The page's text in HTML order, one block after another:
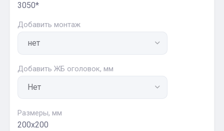
3050*
Добавить монтаж
Добавить ЖБ оголовок, мм
Размеры, мм
200х200